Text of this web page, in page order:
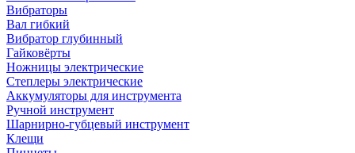
Вибраторы
Вал гибкий
Вибратор глубинный
Гайковёрты
Ножницы электрические
Степлеры электрические
Аккумуляторы для инструмента
Ручной инструмент
Шарнирно-губцевый инструмент
Клещи